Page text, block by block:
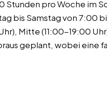
Stunden pro Woche im
bis Samstag von 7:00
Mitte (11:00-19:00
geplant, wobei eine